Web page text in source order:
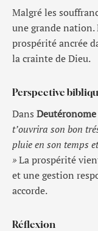
Malgré les
une grande nation.
prospérité ancrée
la crainte de Dieu.
Perspective
Dans
t’ouvrira son bon
pluie en son temps
»La prospérité
et une gestion
accorde.
Réflexion